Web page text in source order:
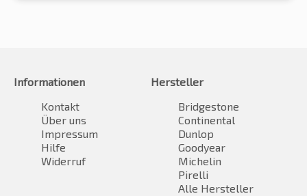
Informationen
Kontakt
Über uns
Impressum
Hilfe
Widerruf
Hersteller
Bridgestone
Continental
Dunlop
Goodyear
Michelin
Pirelli
Alle Hersteller